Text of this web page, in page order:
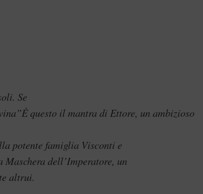
Se
È questo il mantra di Ettore, un ambizioso
potente famiglia Visconti e
dell’Imperatore, un
altrui.